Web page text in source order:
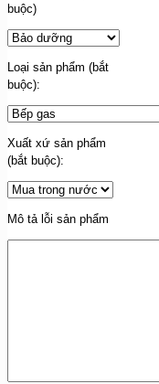
buộc)
Loại sản phẩm (bắt
buộc):
Xuất xứ sản phẩm
(bắt buộc):
Mô tả lỗi sản phẩm